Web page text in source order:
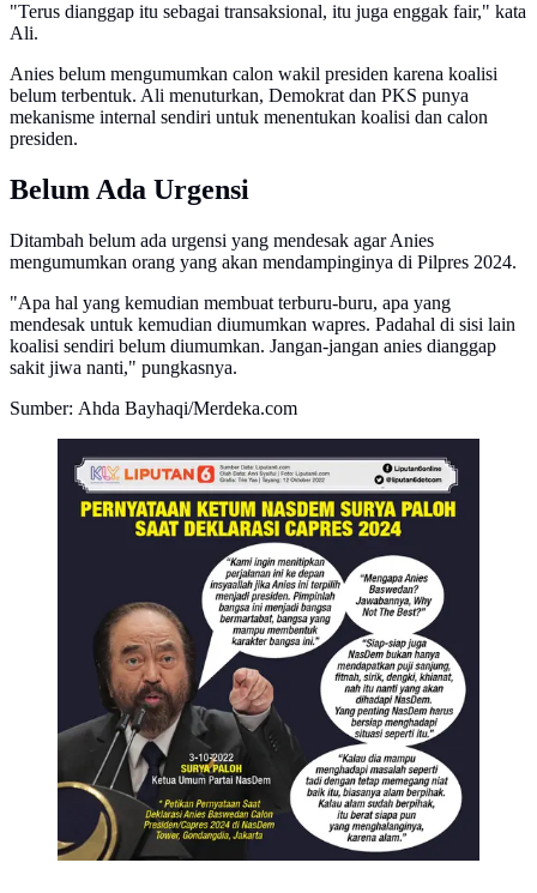
"Terus dianggap itu sebagai transaksional, itu juga enggak fair," kata
Ali.
Anies belum mengumumkan calon wakil presiden karena koalisi
belum terbentuk. Ali menuturkan, Demokrat dan PKS punya
mekanisme internal sendiri untuk menentukan koalisi dan calon
presiden.
Belum Ada Urgensi
Ditambah belum ada urgensi yang mendesak agar Anies
mengumumkan orang yang akan mendampinginya di Pilpres 2024.
"Apa hal yang kemudian membuat terburu-buru, apa yang
mendesak untuk kemudian diumumkan wapres. Padahal di sisi lain
koalisi sendiri belum diumumkan. Jangan-jangan anies dianggap
sakit jiwa nanti," pungkasnya.
Sumber: Ahda Bayhaqi/Merdeka.com
Infografis Pernyataan Ketum NasDem Surya Paloh
Saat Deklarasi Capres 2024. (Liputan6.com/Trieyasni)